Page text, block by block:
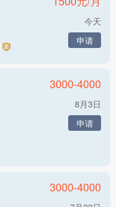
今天
申请
3000-4000
8月3日
申请
3000-4000